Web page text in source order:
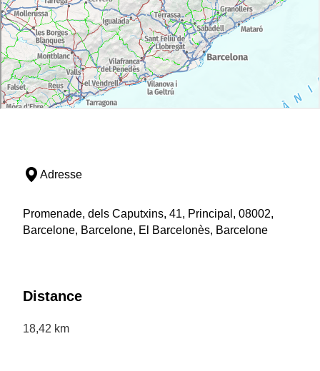
Adresse
Promenade, dels Caputxins, 41, Principal, 08002,
Barcelone, Barcelone, El Barcelonès, Barcelone
Distance
18,42 km